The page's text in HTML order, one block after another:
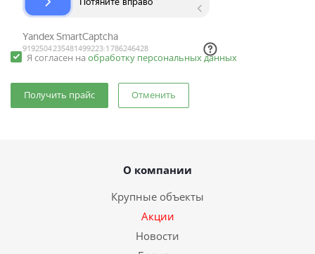
Я согласен на обработку персональных данных
Отменить
О компании
Крупные объекты
Акции
Новости